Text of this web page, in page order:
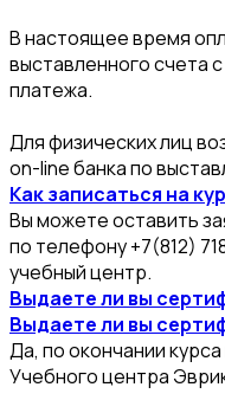
В настоящее время
выставленного счета
платежа.
Для физических лиц
on-line банка по
Как записаться на
Вы можете оставить
по телефону +7(812)
учебный центр.
Выдаете ли вы
Выдаете ли вы
Да, по окончании
Учебного центра